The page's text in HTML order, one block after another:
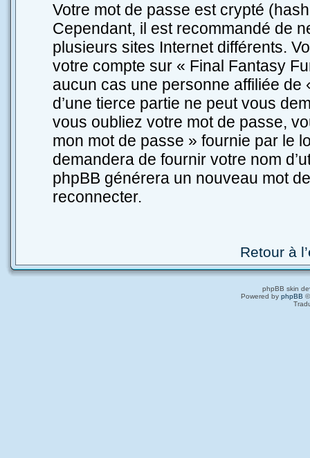
Votre mot de passe est crypté
Cependant, il est recommandé de
plusieurs sites Internet différents.
votre compte sur « Final Fantasy
aucun cas une personne affiliée de
d’une tierce partie ne peut vous
vous oubliez votre mot de passe,
mon mot de passe » fournie par le
demandera de fournir votre nom
phpBB générera un nouveau mot
reconnecter.
Retour à
phpBB skin
Powered by phpBB